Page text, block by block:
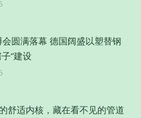
圆满落幕 德国阔盛以塑替钢
”建设
舒适内核，藏在看不见的管道